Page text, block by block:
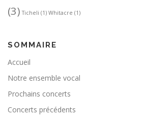
(3) Ticheli (1) Whitacre (1)
SOMMAIRE
Accueil
Notre ensemble vocal
Prochains concerts
Concerts précédents